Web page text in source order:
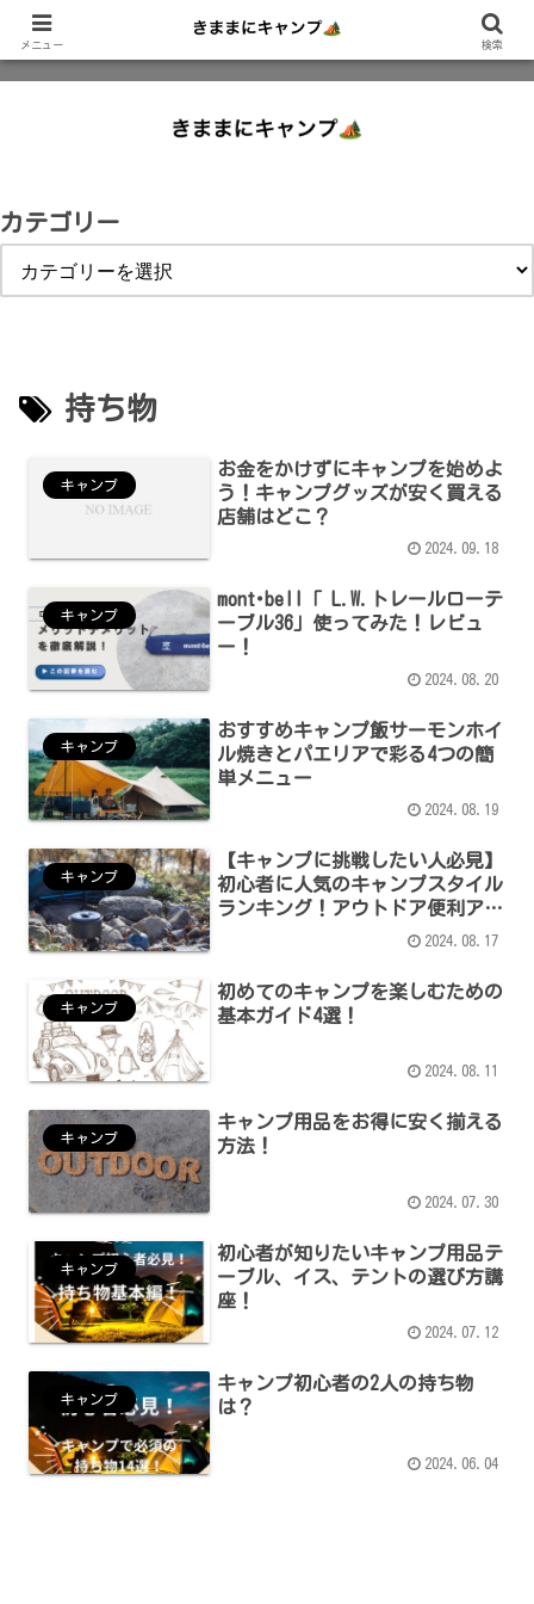
ホーム お問合せ 著者のプロフ
カテゴリー
持ち物
キャンプ
お金をかけずにキャンプを始めよ
う！キャンプグッズが安く買える
店舗はどこ？
2024.09.18
キャンプ
mont･bell「 L.W.トレールローテ
ーブル36」使ってみた！レビュ
ー！
2024.08.20
キャンプ
おすすめキャンプ飯サーモンホイ
ル焼きとパエリアで彩る4つの簡
単メニュー
2024.08.19
キャンプ
【キャンプに挑戦したい人必見】
初心者に人気のキャンプスタイル
ランキング！アウトドア便利アイ
2024.08.17
キャンプ
初めてのキャンプを楽しむための
基本ガイド4選！
2024.08.11
キャンプ
キャンプ用品をお得に安く揃える
方法！
2024.07.30
キャンプ
初心者が知りたいキャンプ用品テ
ーブル、イス、テントの選び方講
座！
2024.07.12
キャンプ
キャンプ初心者の2人の持ち物
は？
2024.06.04
メニュー 検索